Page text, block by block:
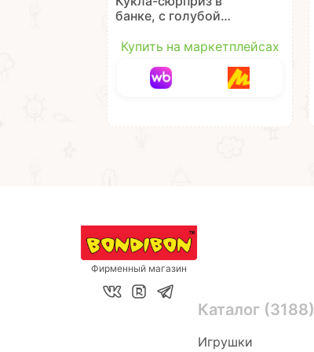
банке, с голубой
ФИЛИНА и
Bondibon
Купить на маркетплейсах
Фирменный магазин
Каталог (3188)
Игрушки